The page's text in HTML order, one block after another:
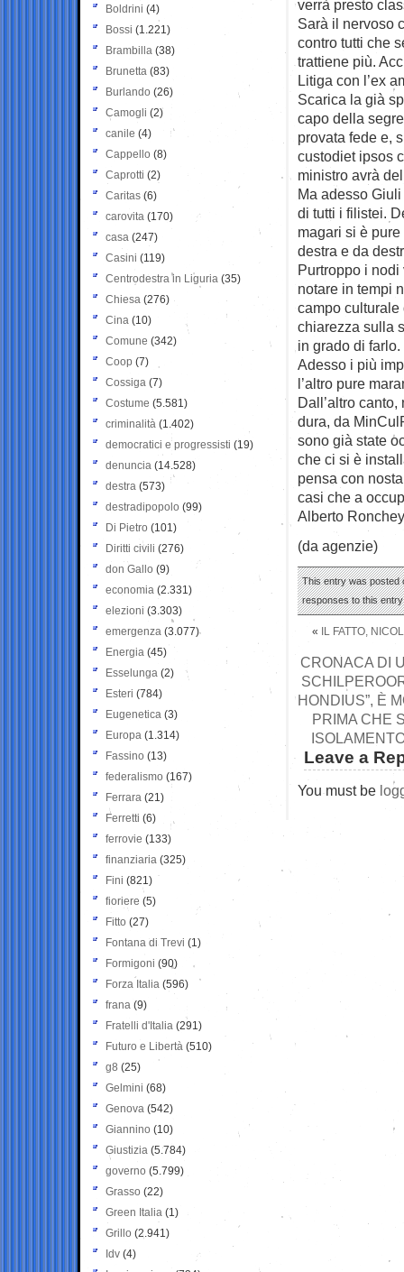
verrà presto
Sarà il nervoso
contro tutti che
trattiene più.
Litiga con l’ex
Scarica la già
capo della
provata fede e,
custodiet ipsos
ministro avrà
Ma adesso
di tutti i filistei.
magari si è
destra e da
Purtroppo i
notare in tempi
campo culturale
chiarezza sulla
in grado di
Adesso i più
l’altro pure
Dall’altro
dura, da
sono già state
che ci si è
pensa con
casi che a
Alberto
(da agenzie)
This entry was posted
responses to this
« IL FATTO,
CRONACA DI
HONDIUS”, È
PRIMA CHE
Leave a
You must be
Boldrini (4)
Bossi (1.221)
Brambilla (38)
Brunetta (83)
Burlando (26)
Camogli (2)
canile (4)
Cappello (8)
Caprotti (2)
Caritas (6)
carovita (170)
casa (247)
Casini (119)
Centrodestra in Liguria (35)
Chiesa (276)
Cina (10)
Comune (342)
Coop (7)
Cossiga (7)
Costume (5.581)
criminalità (1.402)
democratici e progressisti (19)
denuncia (14.528)
destra (573)
destradipopolo (99)
Di Pietro (101)
Diritti civili (276)
don Gallo (9)
economia (2.331)
elezioni (3.303)
emergenza (3.077)
Energia (45)
Esselunga (2)
Esteri (784)
Eugenetica (3)
Europa (1.314)
Fassino (13)
federalismo (167)
Ferrara (21)
Ferretti (6)
ferrovie (133)
finanziaria (325)
Fini (821)
fioriere (5)
Fitto (27)
Fontana di Trevi (1)
Formigoni (90)
Forza Italia (596)
frana (9)
Fratelli d'Italia (291)
Futuro e Libertà (510)
g8 (25)
Gelmini (68)
Genova (542)
Giannino (10)
Giustizia (5.784)
governo (5.799)
Grasso (22)
Green Italia (1)
Grillo (2.941)
Idv (4)